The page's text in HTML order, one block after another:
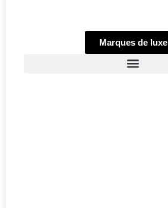
Marques de luxe